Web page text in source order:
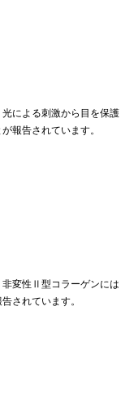
による刺激から目を保護
報告されています。
変性Ⅱ型コラーゲンには
されています。